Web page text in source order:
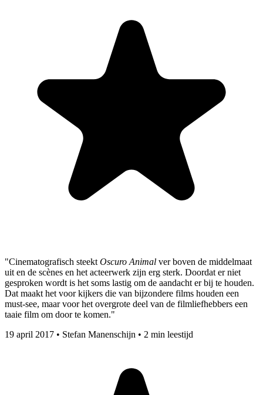
"Cinematografisch steekt Oscuro Animal ver boven de middelmaat
uit en de scènes en het acteerwerk zijn erg sterk. Doordat er niet
gesproken wordt is het soms lastig om de aandacht er bij te houden.
Dat maakt het voor kijkers die van bijzondere films houden een
must-see, maar voor het overgrote deel van de filmliefhebbers een
taaie film om door te komen."
19 april 2017 • Stefan Manenschijn • 2 min leestijd